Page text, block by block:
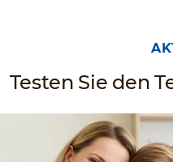
Testen Sie den